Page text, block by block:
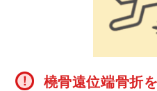
橈骨遠位端骨折